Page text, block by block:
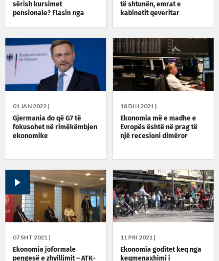
sërish kursimet
pensionale? Flasin nga
të shtunën, emrat e
kabinetit qeveritar
01 JAN 2022 |
Gjermania do që G7 të
fokusohet në rimëkëmbjen
ekonomike
18 DHJ 2021 |
Ekonomia më e madhe e
Evropës është në prag të
një recesioni dimëror
07 SHT 2021 |
Ekonomia joformale
pengesë e zhvillimit – ATK-
11 PRI 2021 |
Ekonomia goditet keq nga
keqmenaxhimi i